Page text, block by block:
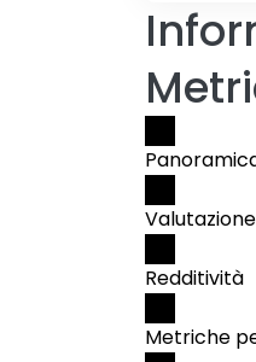
Valutazione
Redditività
Metriche